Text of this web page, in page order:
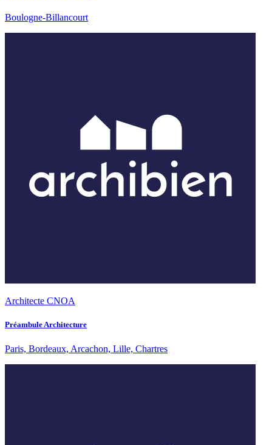
Boulogne-Billancourt
Architecte CNOA
Préambule Architecture
Paris, Bordeaux, Arcachon, Lille, Chartres